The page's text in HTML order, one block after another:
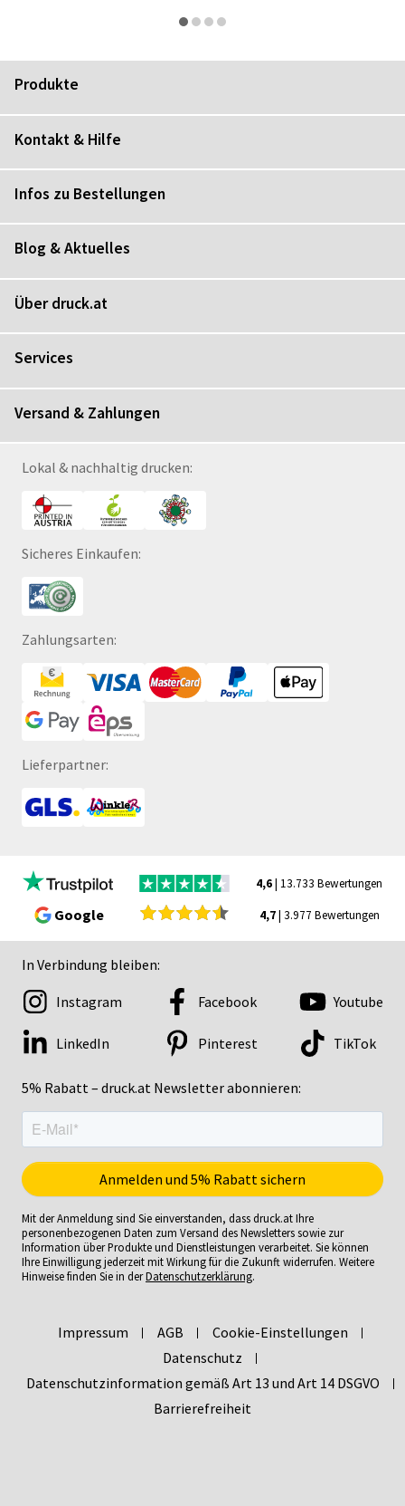
Produkte
Kontakt & Hilfe
Infos zu Bestellungen
Blog & Aktuelles
Über druck.at
Services
Versand & Zahlungen
Lokal & nachhaltig drucken:
Sicheres Einkaufen:
Zahlungsarten:
Lieferpartner:
4,6| 13.733 Bewertungen
Google 4,7| 3.977 Bewertungen
In Verbindung bleiben:
5% Rabatt – druck.at Newsletter abonnieren:
Instagram Facebook Youtube
LinkedIn Pinterest TikTok
Mit der Anmeldung sind Sie einverstanden, dass druck.at Ihre
personenbezogenen Daten zum Versand des Newsletters sowie zur
Information über Produkte und Dienstleistungen verarbeitet. Sie können
Ihre Einwilligung jederzeit mit Wirkung für die Zukunft widerrufen. Weitere
Hinweise finden Sie in derDatenschutzerklärung.
Impressum AGB
Cookie-Einstellungen
Datenschutz
Datenschutzinformation gemäß Art 13 und Art 14 DSGVO
Barrierefreiheit